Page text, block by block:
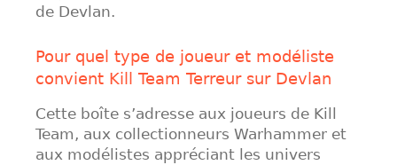
de Devlan.
Pour quel type de joueur et modéliste
convient Kill Team Terreur sur Devlan
Cette boîte s’adresse aux joueurs de Kill
Team, aux collectionneurs Warhammer et
aux modélistes appréciant les univers